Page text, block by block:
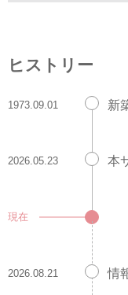
ヒストリー
1973.09.01 新
2026.05.23 本
現在
2026.08.21 情